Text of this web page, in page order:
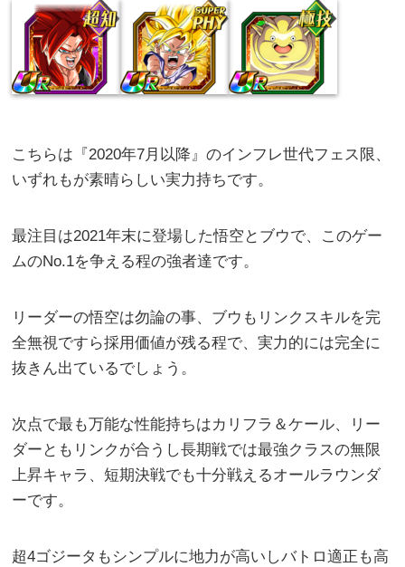
こちらは『2020年7月以降』のインフレ世代フェス限、
いずれもが素晴らしい実力持ちです。
最注目は2021年末に登場した悟空とブウで、このゲー
ムのNo.1を争える程の強者達です。
リーダーの悟空は勿論の事、ブウもリンクスキルを完
全無視ですら採用価値が残る程で、実力的には完全に
抜きん出ているでしょう。
次点で最も万能な性能持ちはカリフラ＆ケール、リー
ダーともリンクが合うし長期戦では最強クラスの無限
上昇キャラ、短期決戦でも十分戦えるオールラウンダ
ーです。
超4ゴジータもシンプルに地力が高いしバトロ適正も高